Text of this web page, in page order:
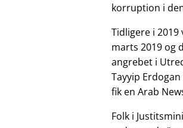
korruption i
Tidligere i
marts 2019 og
angrebet i
Tayyip
fik en Arab
Folk i